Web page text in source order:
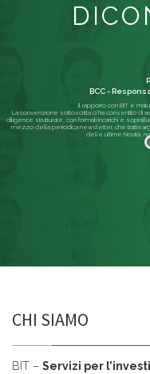
Il rapporto con BIT è
La convenzione sottoscritta ci ha consentito di
diligence strutturate, con formali incarichi e
mezzo della periodica newsletter, che tratta
delle ultime Novità,
BCC -
CHI SIAMO
BIT – Servizi per